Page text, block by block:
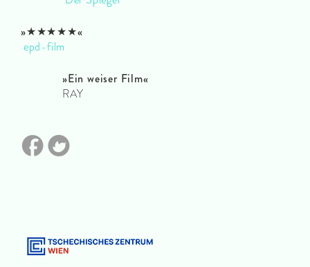
»★★★★★«
epd-film
»Ein weiser Film«
RAY